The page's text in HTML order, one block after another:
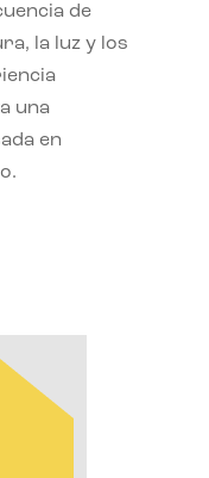
de
la luz y los
una
en